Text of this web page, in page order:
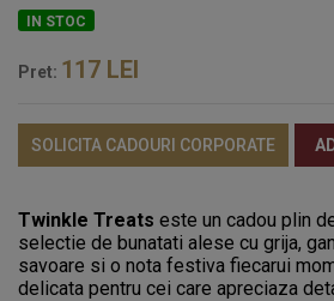
IN STOC
Pret: 117 LEI
SOLICITA CADOURI CORPORATE
Twinkle Treats este un cadou plin
selectie de bunatati alese cu grija,
savoare si o nota festiva fiecarui
delicata pentru cei care apreciaza